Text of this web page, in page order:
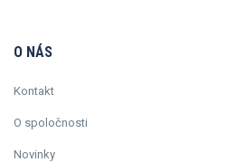
O NÁS
Kontakt
O spoločnosti
Novinky